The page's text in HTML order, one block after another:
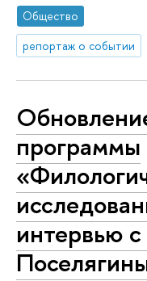
Общество
репортаж о событии
программы
интервью